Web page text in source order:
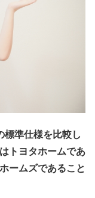
標準仕様を比較し
トヨタホームであ
ームズであること